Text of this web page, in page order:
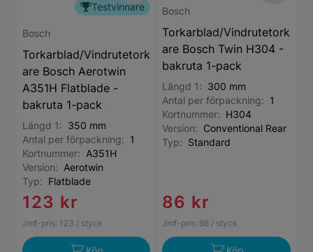
Testvinnare
Bosch
Torkarblad/Vindrutetork
are Bosch Aerotwin
A351H Flatblade -
bakruta 1-pack
Längd 1: 350 mm
Antal per förpackning: 1
Kortnummer: A351H
Version: Aerotwin
Typ: Flatblade
123 kr
Jmf-pris: 123 / styck
Bosch
Torkarblad/Vindrutetork
are Bosch Twin H304 -
bakruta 1-pack
Längd 1: 300 mm
Antal per förpackning: 1
Kortnummer: H304
Version: Conventional Rear
Typ: Standard
86 kr
Jmf-pris: 86 / styck